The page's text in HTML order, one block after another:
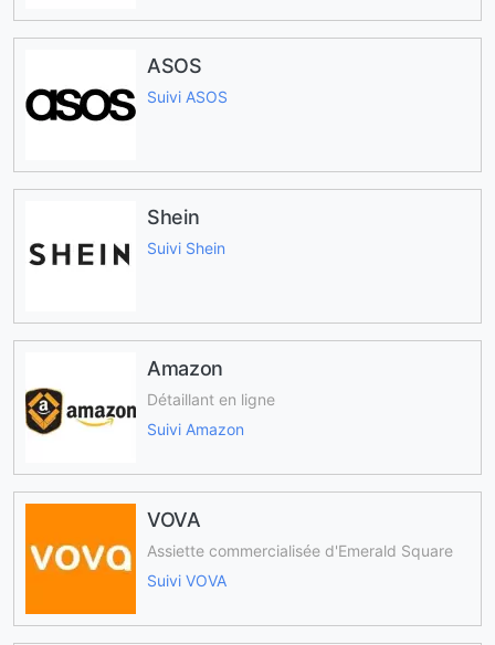
ASOS
Suivi ASOS
Shein
Suivi Shein
Amazon
Détaillant en ligne
Suivi Amazon
VOVA
Assiette commercialisée d'Emerald Square
Suivi VOVA